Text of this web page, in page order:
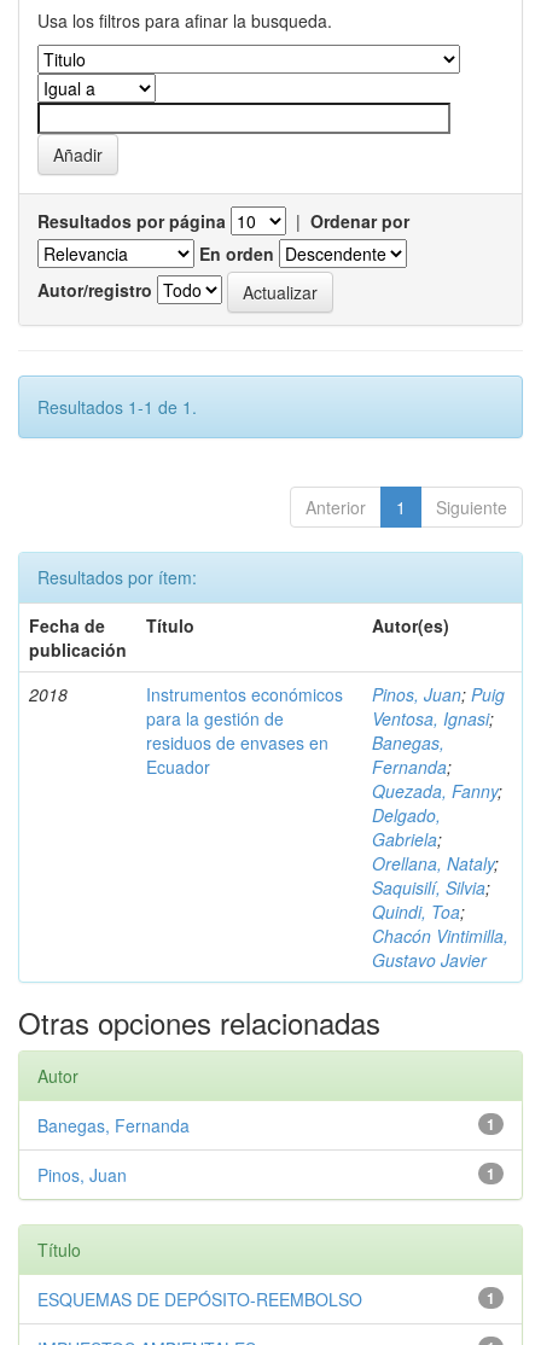
Usa los filtros para afinar la busqueda.
Resultados por página | Ordenar por
En orden
Autor/registro
Resultados 1-1 de 1.
Anterior 1 Siguiente
Resultados por ítem:
Fecha de
publicación
Título Autor(es)
2018
Instrumentos económicos
para la gestión de
residuos de envases en
Ecuador
Pinos, Juan; Puig
Ventosa, Ignasi;
Banegas,
Fernanda;
Quezada, Fanny;
Delgado,
Gabriela;
Orellana, Nataly;
Saquisilí, Silvia;
Quindi, Toa;
Chacón Vintimilla,
Gustavo Javier
Otras opciones relacionadas
Autor
1
Banegas, Fernanda
1
Pinos, Juan
Título
1
ESQUEMAS DE DEPÓSITO-REEMBOLSO